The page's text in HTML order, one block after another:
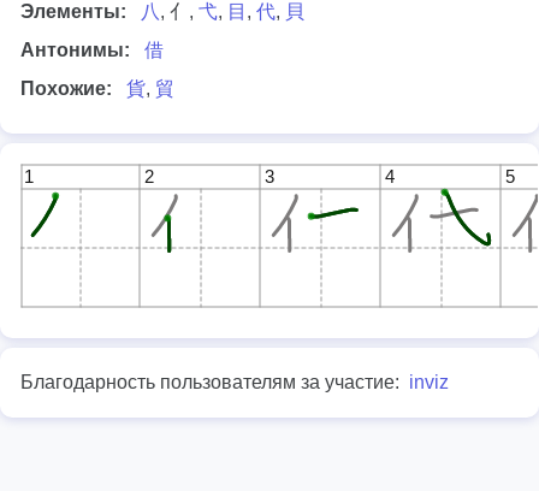
Элементы:
八 , 亻, 弋, 目 , 代, 貝
Антонимы:
借
Похожие:
貨, 貿
1 2 3 4 5
Благодарность пользователям за участие: inviz